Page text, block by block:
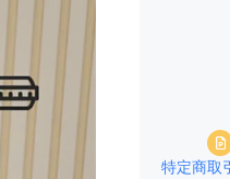
特定商取